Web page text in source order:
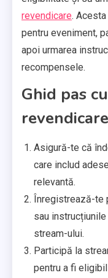
revendicare.
pentru eveniment,
apoi urmarea
recompensele.
Ghid pas
Asigură-te că
care includ
relevantă.
Înregistrează-te
sau
stream-ului.
Participă la
pentru a fi